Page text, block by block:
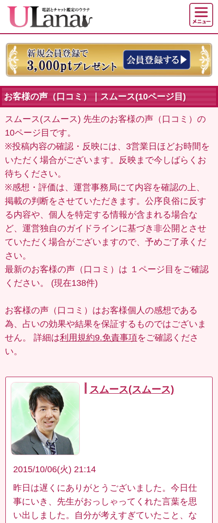
お客様の声（口コミ）｜スムース(10ページ目)
スムース(スムース) 先生のお客様の声（口コミ）の
10ページ目です。
※投稿内容の確認・反映には、3営業日ほどお時間を
いただく場合がございます。反映まで今しばらくお
待ちください。
※感想・評価は、運営事務局にて内容を確認の上、
掲載の判断をさせていただきます。公序良俗に反す
る内容や、個人を特定する情報が含まれる場合な
ど、運営独自のガイドラインに基づき非公開とさせ
ていただく場合がございますので、予めご了承くだ
さい。
最新のお客様の声（口コミ）は １ページ目 をご確認
ください。 (現在138件)
お客様の声（口コミ）はお客様個人の感想である
為、占いの効果や結果を保証するものではございま
せん。 詳細は利用規約9.免責事項をご確認くださ
い。
スムース(スムース)
2015/10/06(火) 21:14
昨日は遅くにありがとうございました。今日仕
事にいき、先生がおっしゃってくれた言葉を思
い出しました。自分が考えすぎていたこと、な